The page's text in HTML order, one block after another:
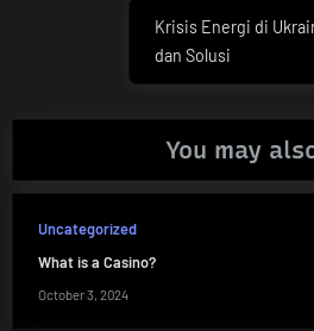
Next
Post:
Krisis Energi di
dan Solusi
You may
Uncategorized
What is a Casino?
October 3, 2024